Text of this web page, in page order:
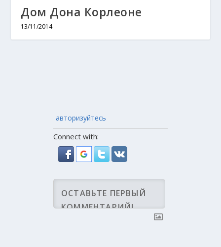
Дом Дона Корлеоне
13/11/2014
авторизуйтесь
Connect with: